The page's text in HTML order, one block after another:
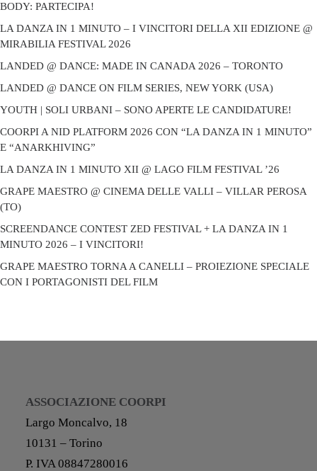
BODY: PARTECIPA!
LA DANZA IN 1 MINUTO – I VINCITORI DELLA XII EDIZIONE @
MIRABILIA FESTIVAL 2026
LANDED @ DANCE: MADE IN CANADA 2026 – TORONTO
LANDED @ DANCE ON FILM SERIES, NEW YORK (USA)
YOUTH | SOLI URBANI – SONO APERTE LE CANDIDATURE!
COORPI A NID PLATFORM 2026 CON “LA DANZA IN 1 MINUTO”
E “ANARKHIVING”
LA DANZA IN 1 MINUTO XII @ LAGO FILM FESTIVAL ’26
GRAPE MAESTRO @ CINEMA DELLE VALLI – VILLAR PEROSA
(TO)
SCREENDANCE CONTEST ZED FESTIVAL + LA DANZA IN 1
MINUTO 2026 – I VINCITORI!
GRAPE MAESTRO TORNA A CANELLI – PROIEZIONE SPECIALE
CON I PORTAGONISTI DEL FILM
ASSOCIAZIONE COORPI
Largo Moncalvo, 18
10131 – Torino
P. IVA 08847280016